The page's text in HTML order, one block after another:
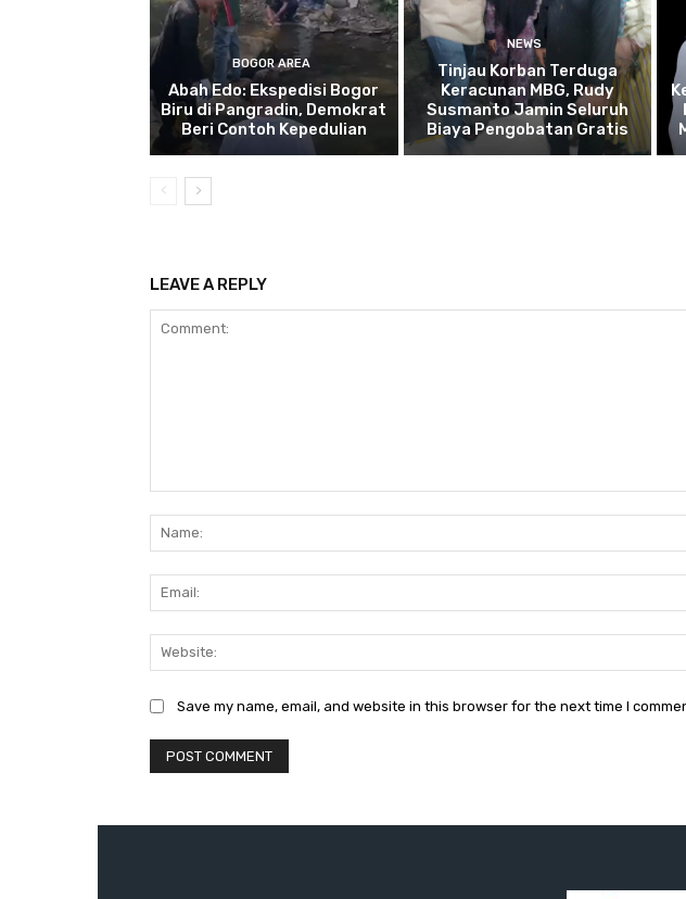
BOGOR AREA
Abah Edo: Ekspedisi Bogor
Biru di Pangradin, Demokrat
Beri Contoh Kepedulian
NEWS
Tinjau Korban Terduga
Keracunan MBG, Rudy
Susmanto Jamin Seluruh
Biaya Pengobatan Gratis
LEAVE A REPLY
Save my name, email, and website in this browser for the next time I